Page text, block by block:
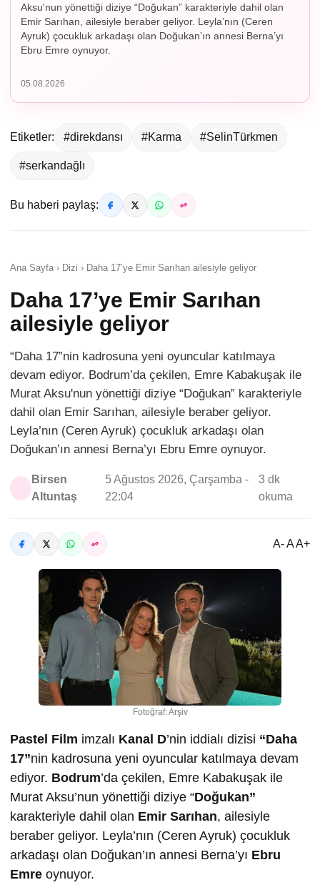
Aksu'nun yönettiği diziye “Doğukan” karakteriyle dahil olan
Emir Sarıhan, ailesiyle beraber geliyor. Leyla’nın (Ceren
Ayruk) çocukluk arkadaşı olan Doğukan’ın annesi Berna’yı
Ebru Emre oynuyor.
05.08.2026
Etiketler: #direkdansı #Karma #SelinTürkmen
#serkandağlı
Bu haberi paylaş:
Ana Sayfa › Dizi › Daha 17’ye Emir Sarıhan ailesiyle geliyor
Daha 17’ye Emir Sarıhan
ailesiyle geliyor
“Daha 17”nin kadrosuna yeni oyuncular katılmaya
devam ediyor. Bodrum’da çekilen, Emre Kabakuşak ile
Murat Aksu'nun yönettiği diziye “Doğukan” karakteriyle
dahil olan Emir Sarıhan, ailesiyle beraber geliyor.
Leyla’nın (Ceren Ayruk) çocukluk arkadaşı olan
Doğukan’ın annesi Berna’yı Ebru Emre oynuyor.
Birsen
Altuntaş
5 Ağustos 2026, Çarşamba -
22:04
3 dk
okuma
A- A A+
Fotoğraf: Arşiv
Pastel Film imzalı Kanal D’nin iddialı dizisi “Daha
17”nin kadrosuna yeni oyuncular katılmaya devam
ediyor. Bodrum’da çekilen, Emre Kabakuşak ile
Murat Aksu’nun yönettiği diziye “Doğukan”
karakteriyle dahil olan Emir Sarıhan, ailesiyle
beraber geliyor. Leyla’nın (Ceren Ayruk) çocukluk
arkadaşı olan Doğukan’ın annesi Berna’yı Ebru
Emre oynuyor.